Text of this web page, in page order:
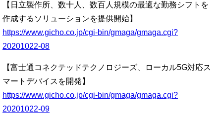
【日立製作所、数十人、数百人規模の最適な勤務シフトを
作成するソリューションを提供開始】
https://www.gicho.co.jp/cgi-bin/gmaga/gmaga.cgi?
20201022-08
【富士通コネクテッドテクノロジーズ、ローカル5G対応ス
マートデバイスを開発】
https://www.gicho.co.jp/cgi-bin/gmaga/gmaga.cgi?
20201022-09